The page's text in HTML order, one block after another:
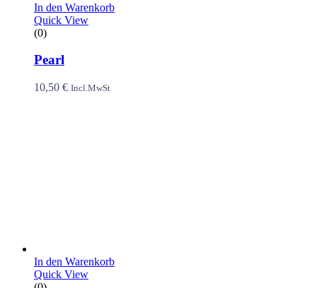
In den Warenkorb
Quick View
(0)
Pearl
10,50 € Incl.MwSt
In den Warenkorb
Quick View